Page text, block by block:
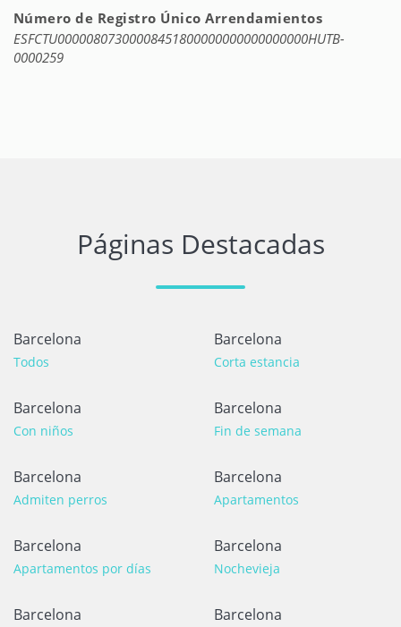
Número de Registro Único Arrendamientos
ESFCTU00000807300008451800000000000000000HUTB-
0000259
Páginas Destacadas
Barcelona
Todos
Barcelona
Corta estancia
Barcelona
Con niños
Barcelona
Fin de semana
Barcelona
Admiten perros
Barcelona
Apartamentos
Barcelona
Apartamentos por días
Barcelona
Nochevieja
Barcelona Barcelona